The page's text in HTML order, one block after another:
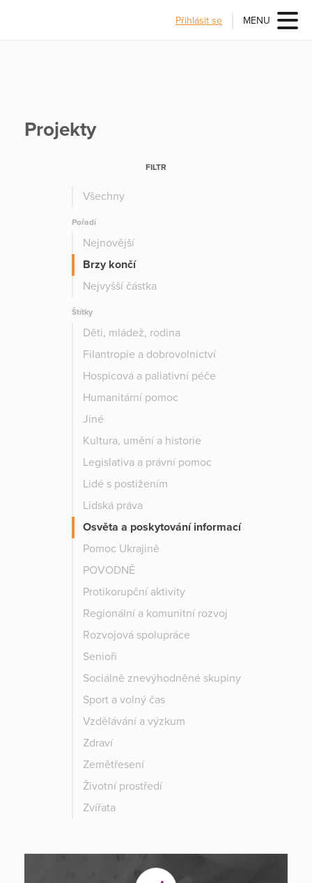
Přihlásit se MENU
Projekty
FILTR
Všechny
Pořadí
Nejnovější
Brzy končí
Nejvyšší částka
Štítky
Děti, mládež, rodina
Filantropie a dobrovolnictví
Hospicová a paliativní péče
Humanitární pomoc
Jiné
Kultura, umění a historie
Legislativa a právní pomoc
Lidé s postižením
Lidská práva
Osvěta a poskytování informací
Pomoc Ukrajině
POVODNĚ
Protikorupční aktivity
Regionální a komunitní rozvoj
Rozvojová spolupráce
Senioři
Sociálně znevýhodněné skupiny
Sport a volný čas
Vzdělávání a výzkum
Zdraví
Zemětřesení
Životní prostředí
Zvířata